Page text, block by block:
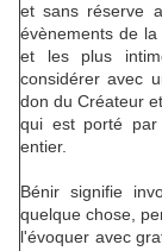
et sans réserve
évènements de
et les plus
considérer avec
don du Créateur
qui est porté par
entier.
Bénir signifie
quelque chose,
l'évoquer avec